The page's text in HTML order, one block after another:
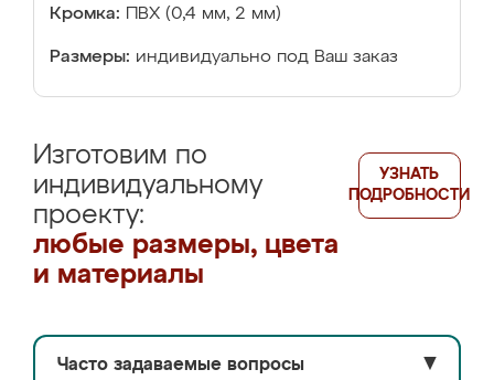
Кромка: ПВХ (0,4 мм, 2 мм)
Размеры: индивидуально под Ваш заказ
Изготовим по
индивидуальному
проекту:
любые размеры, цвета
и материалы
УЗНАТЬ
ПОДРОБНОСТИ
Часто задаваемые вопросы ▼